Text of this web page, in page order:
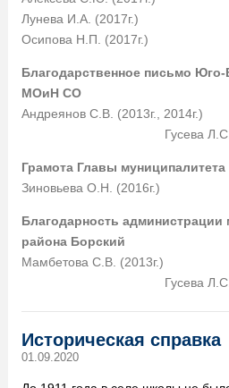
Лунева И.А. (2017г.)
Осипова Н.П. (2017г.)
Благодарственное письмо
МОиН СО
Андреянов С.В.
Гусева Л.С.
Грамота Главы муниципалитета
Зиновьева О.Н. (2016г.)
Благодарность администрации
района Борский
Мамбетова
Гусева Л.С.
Историческая справка
01.09.2020